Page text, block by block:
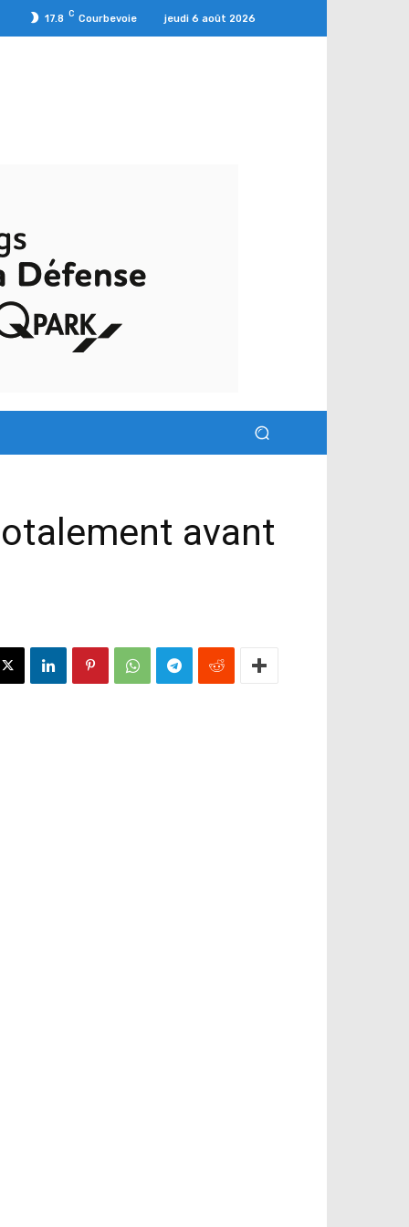
17.8 C Courbevoie jeudi 6 août 2026
avant